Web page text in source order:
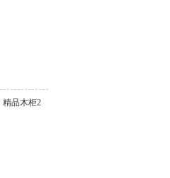
精品木柜2